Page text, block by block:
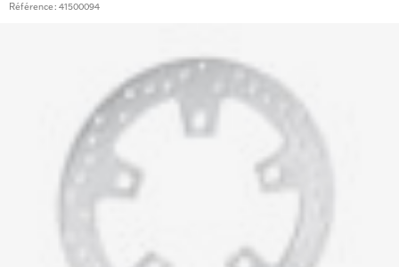
Référence : 41500094